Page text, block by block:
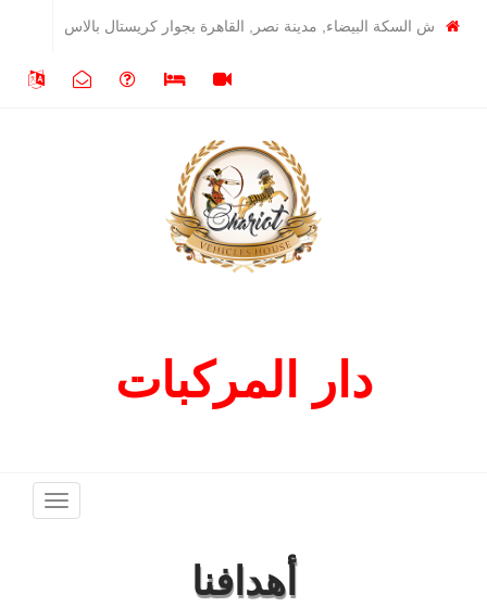
ش السكة البيضاء, مدينة نصر, القاهرة بجوار كريستال بالاس
دار المركبات
Toggle
أهدافنا